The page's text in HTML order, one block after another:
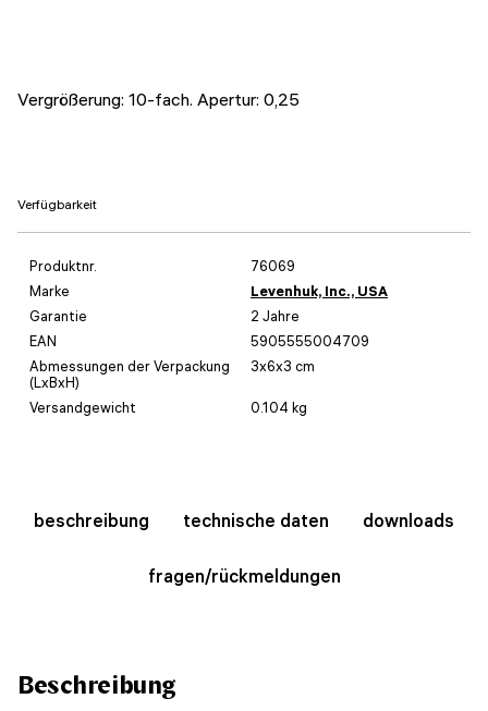
Vergrößerung: 10-fach. Apertur: 0,25
Verfügbarkeit
Produktnr.
76069
Marke
Levenhuk, Inc., USA
Garantie
2 Jahre
EAN
5905555004709
Abmessungen der Verpackung
(LxBxH)
3x6x3 cm
Versandgewicht 0.104 kg
beschreibung technische daten downloads
fragen/rückmeldungen
Beschreibung